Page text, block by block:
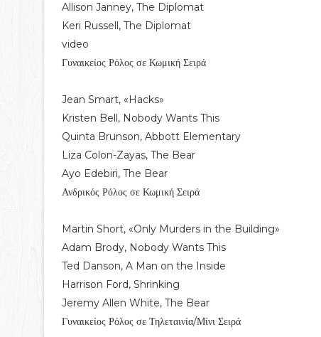
Allison Janney, The Diplomat
Keri Russell, The Diplomat
video
Γυναικείος Ρόλος σε Κωμική Σειρά
Jean Smart, «Hacks»
Kristen Bell, Nobody Wants This
Quinta Brunson, Abbott Elementary
Liza Colon-Zayas, The Bear
Ayo Edebiri, The Bear
Ανδρικός Ρόλος σε Κωμική Σειρά
Martin Short, «Only Murders in the Building»
Adam Brody, Nobody Wants This
Ted Danson, A Man on the Inside
Harrison Ford, Shrinking
Jeremy Allen White, The Bear
Γυναικείος Ρόλος σε Τηλεταινία/Μίνι Σειρά